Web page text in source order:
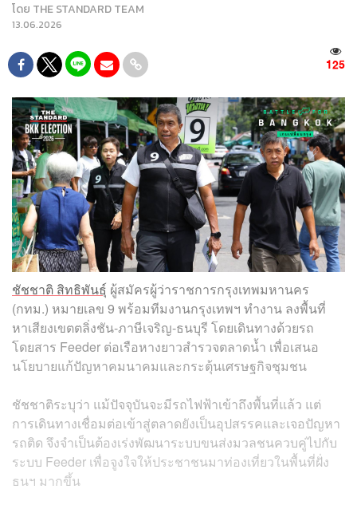
โดย THE STANDARD TEAM
13.06.2026
125
ชัชชาติ สิทธิพันธุ์ ผู้สมัครผู้ว่าราชการกรุงเทพมหานคร
(กทม.) หมายเลข 9 พร้อมทีมงานกรุงเทพฯ ทำงาน ลงพื้นที่
หาเสียงเขตตลิ่งชัน-ภาษีเจริญ-ธนบุรี โดยเดินทางด้วยรถ
โดยสาร Feeder ต่อเรือหางยาวสำรวจตลาดน้ำ เพื่อเสนอ
นโยบายแก้ปัญหาคมนาคมและกระตุ้นเศรษฐกิจชุมชน
ชัชชาติระบุว่า แม้ปัจจุบันจะมีรถไฟฟ้าเข้าถึงพื้นที่แล้ว แต่
การเดินทางเชื่อมต่อเข้าสู่ตลาดยังเป็นอุปสรรคและเจอปัญหา
รถติด จึงจำเป็นต้องเร่งพัฒนาระบบขนส่งมวลชนควบคู่ไปกับ
ระบบ Feeder เพื่อจูงใจให้ประชาชนมาท่องเที่ยวในพื้นที่ฝั่ง
ธนฯ มากขึ้น